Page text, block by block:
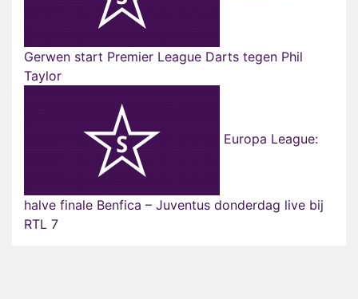
Gerwen start Premier League Darts tegen Phil
Taylor
Europa League:
halve finale Benfica – Juventus donderdag live bij
RTL 7